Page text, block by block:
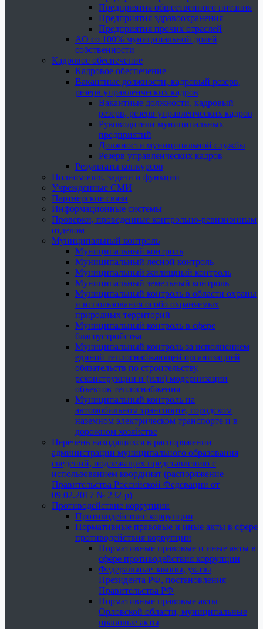
Предприятия общественного питания
Предприятия здравоохранения
Предприятия прочих отраслей
АО со 100% муниципальной долей
собственности
Кадровое обеспечение
Кадровое обеспечение
Вакантные должности, кадровый резерв,
резерв управленческих кадров
Вакантные должности, кадровый
резерв, резерв управленческих кадров
Руководители муниципальных
предприятий
Должности муниципальной службы
Резерв управленческих кадров
Результаты конкурсов
Полномочия, задачи и функции
Учрежденные СМИ
Партнерские связи
Информационные системы
Проверки, проведенные контрольно-ревизионным
отделом
Муниципальный контроль
Муниципальный контроль
Муниципальный лесной контроль
Муниципальный жилищный контроль
Муниципальный земельный контроль
Муниципальный контроль в области охраны
и использования особо охраняемых
природных территорий
Муниципальный контроль в сфере
благоустройства
Муниципальный контроль за исполнением
единой теплоснабжающей организацией
обязательств по строительству,
реконструкции и (или) модернизации
объектов теплоснабжения
Муниципальный контроль на
автомобильном транспорте, городском
наземном электрическом транспорте и в
дорожном хозяйстве
Перечень находящихся в распоряжении
администрации муниципального образования
сведений, подлежащих представлению с
использованием координат (распоряжение
Правительства Российской Федерации от
09.02.2017 № 232-р)
Противодействие коррупции
Противодействие коррупции
Нормативные правовые и иные акты в сфере
противодействия коррупции
Нормативные правовые и иные акты в
сфере противодействия коррупции
Федеральные законы, указы
Президента РФ, постановления
Правительства РФ
Нормативные правовые акты
Орловской области, муниципальные
правовые акты